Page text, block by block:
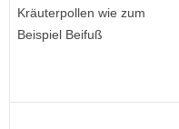
Kräuterpollen wie zum
Beispiel Beifuß